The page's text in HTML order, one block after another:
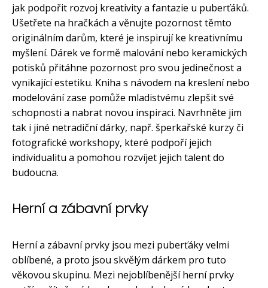
jak podpořit rozvoj kreativity a fantazie u puberťáků.
Ušetřete na hračkách a věnujte pozornost těmto
originálním darům, které je inspirují ke kreativnímu
myšlení. Dárek ve formě malování nebo keramických
potisků přitáhne pozornost pro svou jedinečnost a
vynikající estetiku. Kniha s návodem na kreslení nebo
modelování zase pomůže mladistvému zlepšit své
schopnosti a nabrat novou inspiraci. Navrhněte jim
tak i jiné netradiční dárky, např. šperkařské kurzy či
fotografické workshopy, které podpoří jejich
individualitu a pomohou rozvíjet jejich talent do
budoucna.
Herní a zábavní prvky
Herní a zábavní prvky jsou mezi puberťáky velmi
oblíbené, a proto jsou skvělým dárkem pro tuto
věkovou skupinu. Mezi nejoblíbenější herní prvky